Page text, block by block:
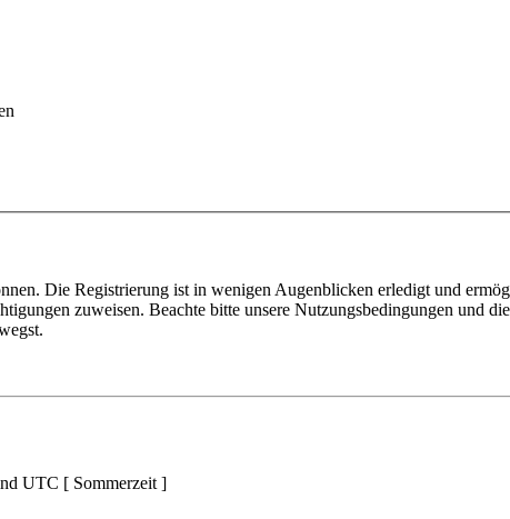
Die Registrierung ist in wenigen Augenblicken erledigt und
zuweisen. Beachte bitte unsere Nutzungsbedingungen und
UTC [ Sommerzeit ]